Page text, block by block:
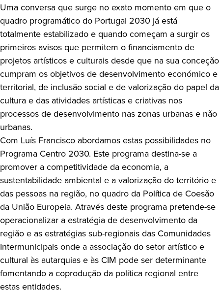
Uma conversa que surge no exato momento em que o
quadro programático do Portugal 2030 já está
totalmente estabilizado e quando começam a surgir os
primeiros avisos que permitem o financiamento de
projetos artísticos e culturais desde que na sua conceção
cumpram os objetivos de desenvolvimento económico e
territorial, de inclusão social e de valorização do papel da
cultura e das atividades artísticas e criativas nos
processos de desenvolvimento nas zonas urbanas e não
urbanas.
Com Luís Francisco abordamos estas possibilidades no
Programa Centro 2030. Este programa destina-se a
promover a competitividade da economia, a
sustentabilidade ambiental e a valorização do território e
das pessoas na região, no quadro da Política de Coesão
da União Europeia. Através deste programa pretende-se
operacionalizar a estratégia de desenvolvimento da
região e as estratégias sub-regionais das Comunidades
Intermunicipais onde a associação do setor artístico e
cultural às autarquias e às CIM pode ser determinante
fomentando a coprodução da política regional entre
estas entidades.